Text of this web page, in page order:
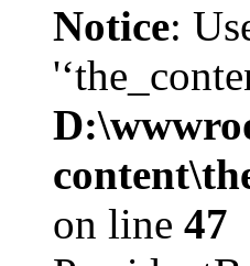
Notice:
on line 47